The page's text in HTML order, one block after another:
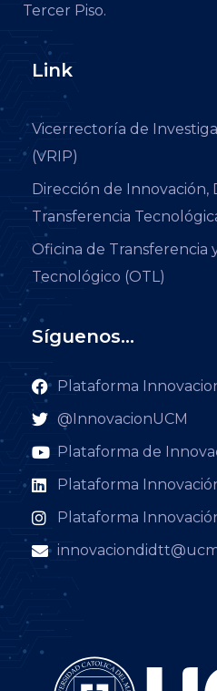
Tercer Piso.
Link
Vicerrectoría de
(VRIP)
Dirección de Innovación,
Transferencia
Oficina de Transferencia
Tecnológico (OTL)
Síguenos...
Plataforma
@InnovacionUCM
Plataforma de
Plataforma
Plataforma